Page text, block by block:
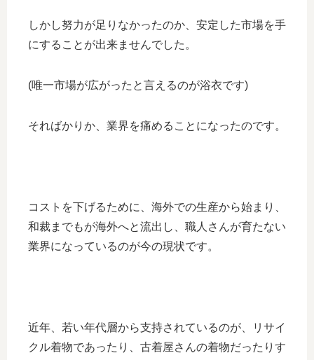
しかし努力が足りなかったのか、安定した市場を手
にすることが出来ませんでした。
(唯一市場が広がったと言えるのが浴衣です)
そればかりか、業界を痛めることになったのです。
コストを下げるために、海外での生産から始まり、
和裁までもが海外へと流出し、職人さんが育たない
業界になっているのが今の現状です。
近年、若い年代層から支持されているのが、リサイ
クル着物であったり、古着屋さんの着物だったりす